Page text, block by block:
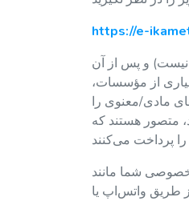
https://e-
نیست) و پس از آن
از مؤسسات،
مادی/معنوی را
متصور هستند که
شما مانند
طریق واتس‌اپ یا